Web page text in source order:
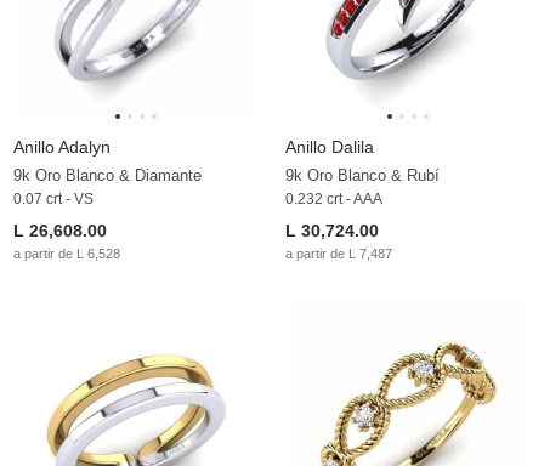
Anillo Adalyn
9k Oro Blanco & Diamante
0.07 crt - VS
L 26,608.00
a partir de L 6,528
Anillo Dalila
9k Oro Blanco & Rubí
0.232 crt - AAA
L 30,724.00
a partir de L 7,487